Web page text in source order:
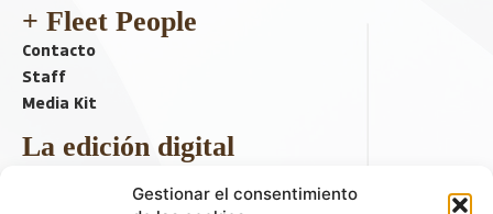
Gestionar el consentimiento
+ Fleet People
Contacto
Staff
Media Kit
La edición digital
Descargar último ejemplar